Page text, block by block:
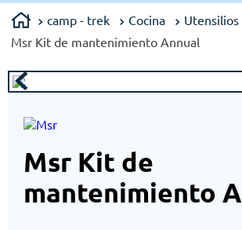
camp - trek Cocina
Msr Kit de mantenimiento Annual
Msr Kit de
mantenimiento